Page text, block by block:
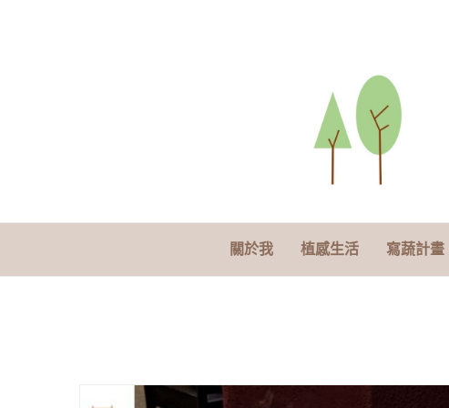
關於我 植感生活 寫蔬計畫